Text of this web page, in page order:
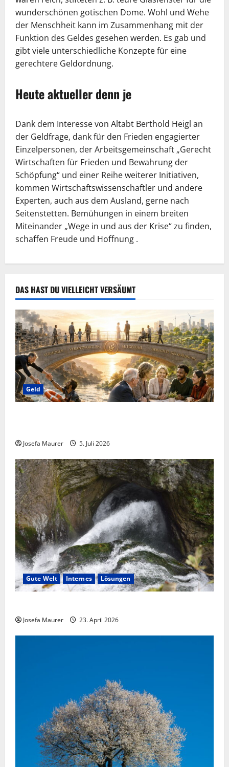
wunderschönen gotischen Dome. Wohl und Wehe
der Menschheit kann im Zusammenhang mit der
Funktion des Geldes gesehen werden. Es gab und
gibt viele unterschiedliche Konzepte für eine
gerechtere Geldordnung.
Heute aktueller denn je
Dank dem Interesse von Altabt Berthold Heigl an
der Geldfrage, dank für den Frieden engagierter
Einzelpersonen, der Arbeitsgemeinschaft „Gerecht
Wirtschaften für Frieden und Bewahrung der
Schöpfung“ und einer Reihe weiterer Initiativen,
kommen Wirtschaftswissenschaftler und andere
Experten, auch aus dem Ausland, gerne nach
Seitenstetten. Bemühungen in einem breiten
Miteinander „Wege in und aus der Krise“ zu finden,
schaffen Freude und Hoffnung .
DAS HAST DU VIELLEICHT VERSÄUMT
Geld
Josefa Maurer 5. Juli 2026
Gute Welt Internes Lösungen
Josefa Maurer 23. April 2026